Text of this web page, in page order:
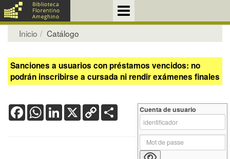
Inicio Catálogo
Sanciones a usuarios con préstamos vencidos: no
podrán inscribirse a cursada ni rendir exámenes finales
FacebookWhatsApp
LinkedIn
X Copy
Link
Cuenta de usuario